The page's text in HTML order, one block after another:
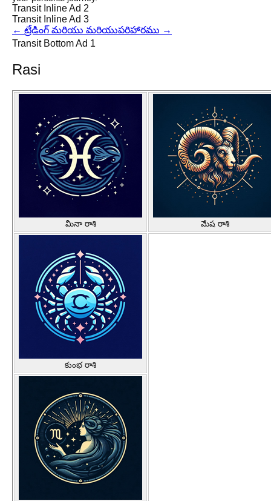
Transit Inline Ad 2
Transit Inline Ad 3
← ట్రేడింగ్ మరియు మరియుపరిహారము →
Transit Bottom Ad 1
Rasi
మీనా రాశి మేష రాశి
కుంభ రాశి